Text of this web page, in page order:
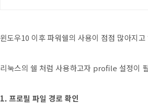
윈도우10 이후 파워쉘의 사용이 점점 많아지고
리눅스의 쉘 처럼 사용하고자 profile 설정이
1. 프로필 파일 경로 확인